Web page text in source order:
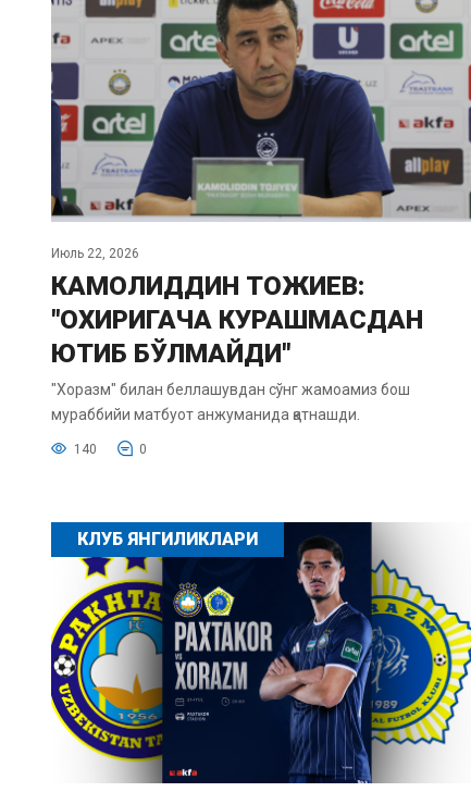
Июль 22, 2026
КАМОЛИДДИН ТОЖИЕВ:
"ОХИРИГАЧА КУРАШМАСДАН
ЮТИБ БЎЛМАЙДИ"
"Хоразм" билан беллашувдан сўнг жамоамиз бош
мураббийи матбуот анжуманида қатнашди.
140 0
КЛУБ ЯНГИЛИКЛАРИ